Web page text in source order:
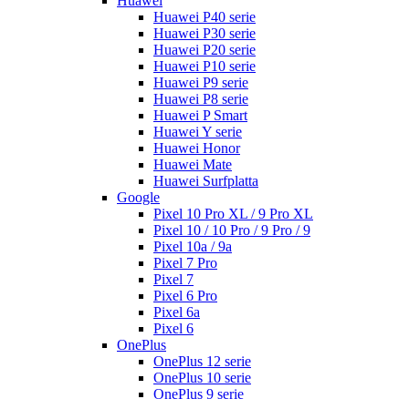
Huawei P40 serie
Huawei P30 serie
Huawei P20 serie
Huawei P10 serie
Huawei P9 serie
Huawei P8 serie
Huawei P Smart
Huawei Y serie
Huawei Honor
Huawei Mate
Huawei Surfplatta
Google
Pixel 10 Pro XL / 9 Pro XL
Pixel 10 / 10 Pro / 9 Pro / 9
Pixel 10a / 9a
Pixel 7 Pro
Pixel 7
Pixel 6 Pro
Pixel 6a
Pixel 6
OnePlus
OnePlus 12 serie
OnePlus 10 serie
OnePlus 9 serie